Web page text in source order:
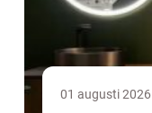
01 augusti 2026